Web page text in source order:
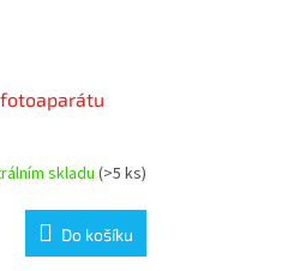
fotoaparátu
skladu (>5 ks)
Do košíku